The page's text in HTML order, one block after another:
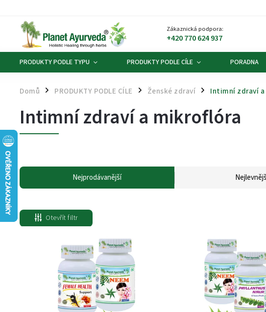
Zákaznická podpora:
+420 770 624 937
PRODUKTY PODLE TYPU PRODUKTY PODLE CÍLE PORADNA
Domů / PRODUKTY PODLE CÍLE / Ženské zdraví / Intimní zdraví
Intimní zdraví a mikroflóra
Nejprodávanější
Otevřít filtr